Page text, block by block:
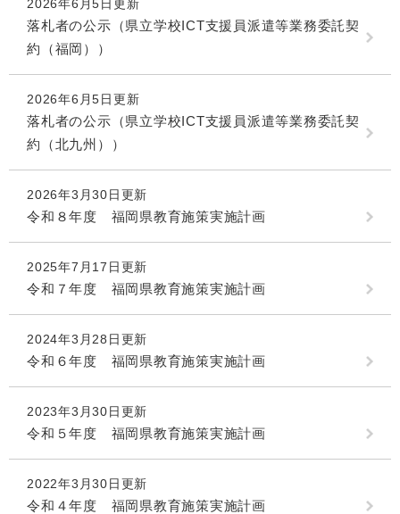
2026年6月5日更新
落札者の公示（県立学校ICT支援員派遣等業務委託契
約（福岡））
2026年6月5日更新
落札者の公示（県立学校ICT支援員派遣等業務委託契
約（北九州））
2026年3月30日更新
令和８年度 福岡県教育施策実施計画
2025年7月17日更新
令和７年度 福岡県教育施策実施計画
2024年3月28日更新
令和６年度 福岡県教育施策実施計画
2023年3月30日更新
令和５年度 福岡県教育施策実施計画
2022年3月30日更新
令和４年度 福岡県教育施策実施計画